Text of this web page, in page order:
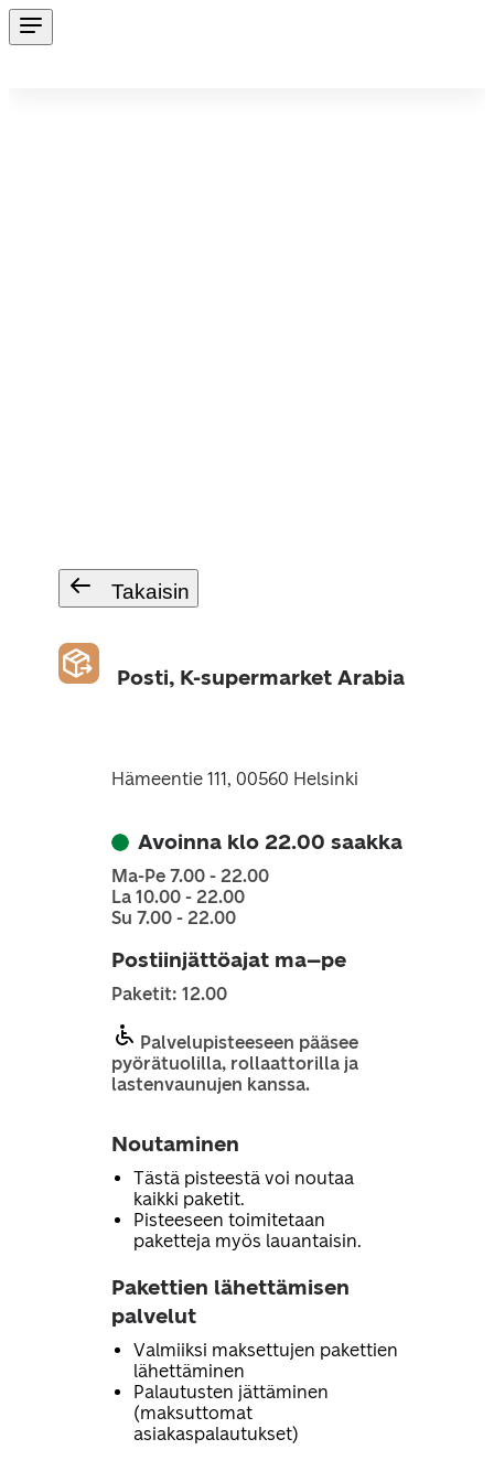
Takaisin
Posti, K-supermarket Arabia
Hämeentie 111, 00560 Helsinki
Avoinna klo 22.00 saakka
Ma-Pe 7.00 - 22.00
La 10.00 - 22.00
Su 7.00 - 22.00
Postiinjättöajat ma–pe
Paketit: 12.00
Palvelupisteeseen pääsee
pyörätuolilla, rollaattorilla ja
lastenvaunujen kanssa.
Noutaminen
Tästä pisteestä voi noutaa
kaikki paketit.
Pisteeseen toimitetaan
paketteja myös lauantaisin.
Pakettien lähettämisen
palvelut
Valmiiksi maksettujen pakettien
lähettäminen
Palautusten jättäminen
(maksuttomat
asiakaspalautukset)